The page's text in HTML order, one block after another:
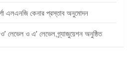
এলএনজি কেনার প্রস্তাব অনুমোদন
ও’ লেভেল ও এ’ লেভেল গ্র্যাজুয়েশন অনুষ্ঠিত